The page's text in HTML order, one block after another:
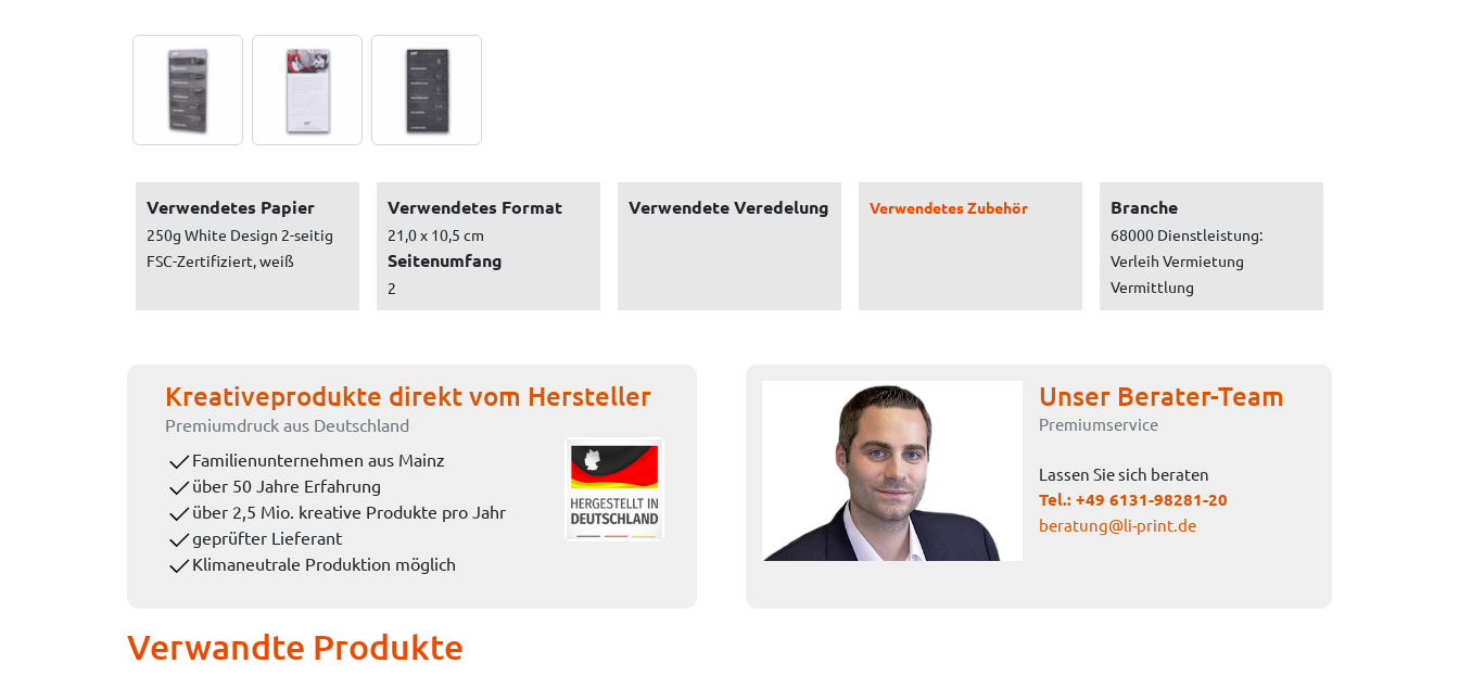
Verwendetes Papier
250g White Design 2-seitig
FSC-Zertifiziert, weiß
Verwendetes Format
21,0 x 10,5 cm
Seitenumfang
2
Verwendete Veredelung Verwendetes Zubehör Branche
68000 Dienstleistung:
Verleih Vermietung
Vermittlung
Kreativeprodukte direkt vom Hersteller
Premiumdruck aus Deutschland
Familienunternehmen aus Mainz
über 50 Jahre Erfahrung
über 2,5 Mio. kreative Produkte pro Jahr
geprüfter Lieferant
Klimaneutrale Produktion möglich
Unser Berater-Team
Premiumservice
Lassen Sie sich beraten
Tel.: +49 6131-98281-20
beratung@li-print.de
Verwandte Produkte